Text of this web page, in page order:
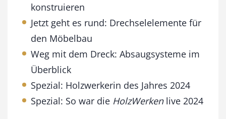
konstruieren
Jetzt geht es rund: Drechselelemente für
den Möbelbau
Weg mit dem Dreck: Absaugsysteme im
Überblick
Spezial: Holzwerkerin des Jahres 2024
Spezial: So war die HolzWerkenlive 2024